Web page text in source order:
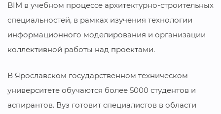
BIM в учебном процессе архитектурно-строительных
специальностей, в рамках изучения технологии
информационного моделирования и организации
коллективной работы над проектами.
В Ярославском государственном техническом
университете обучаются более 5000 студентов и
аспирантов. Вуз готовит специалистов в области